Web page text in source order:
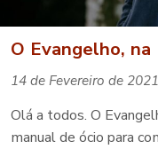
O Evangelho, na
14 de Fevereiro de 2021
Olá a todos. O
manual de ócio para